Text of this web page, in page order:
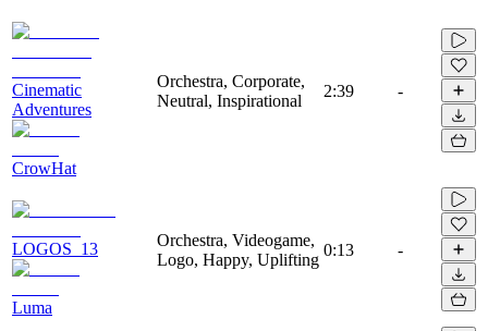
Cinematic
Adventures
CrowHat
Orchestra, Corporate,
Neutral, Inspirational
2:39 -
LOGOS_13
Luma
Orchestra, Videogame,
Logo, Happy, Uplifting
0:13 -